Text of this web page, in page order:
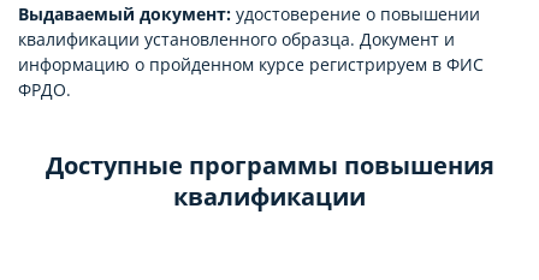
Выдаваемый документ: удостоверение о повышении
квалификации установленного образца. Документ и
информацию о пройденном курсе регистрируем в ФИС
ФРДО.
Доступные программы повышения
квалификации